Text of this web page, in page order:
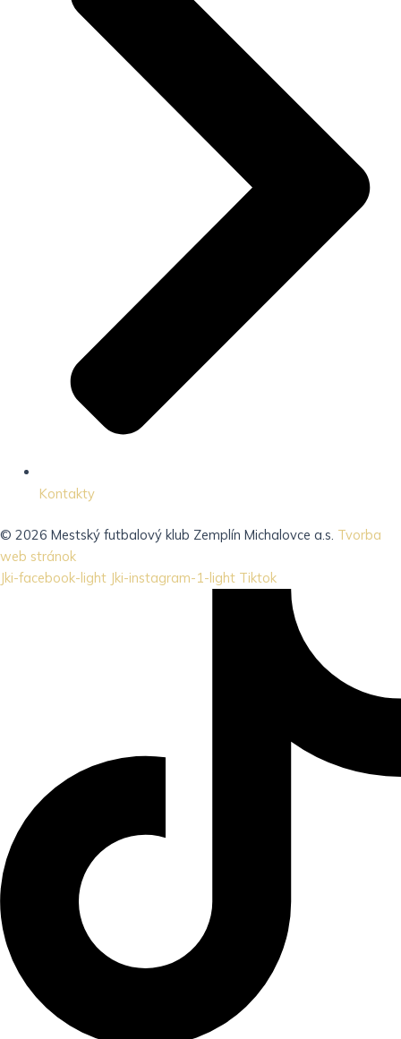
Kontakty
© 2026 Mestský futbalový klub Zemplín Michalovce a.s. Tvorba
web stránok
Jki-facebook-light Jki-instagram-1-light Tiktok